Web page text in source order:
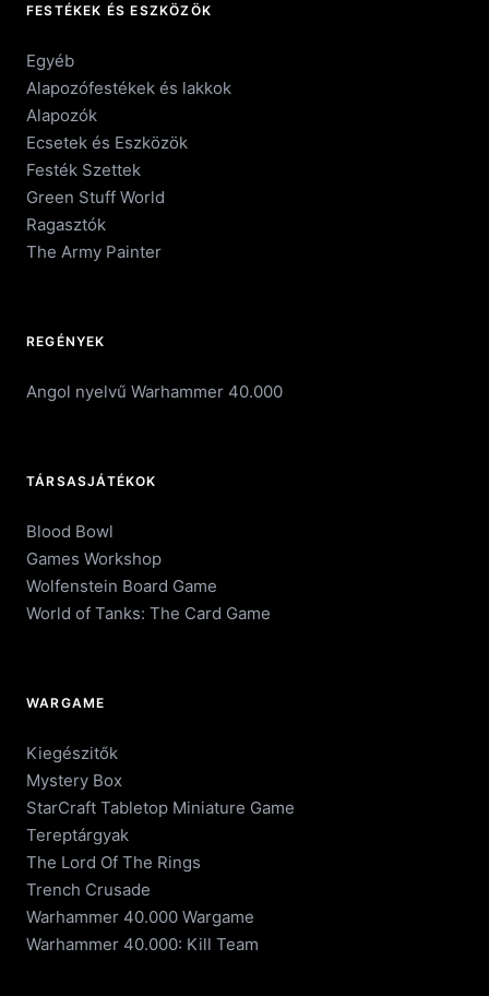
FESTÉKEK ÉS ESZKÖZÖK
Egyéb
Alapozófestékek és lakkok
Alapozók
Ecsetek és Eszközök
Festék Szettek
Green Stuff World
Ragasztók
The Army Painter
REGÉNYEK
Angol nyelvű Warhammer 40.000
TÁRSASJÁTÉKOK
Blood Bowl
Games Workshop
Wolfenstein Board Game
World of Tanks: The Card Game
WARGAME
Kiegészitők
Mystery Box
StarCraft Tabletop Miniature Game
Tereptárgyak
The Lord Of The Rings
Trench Crusade
Warhammer 40.000 Wargame
Warhammer 40.000: Kill Team